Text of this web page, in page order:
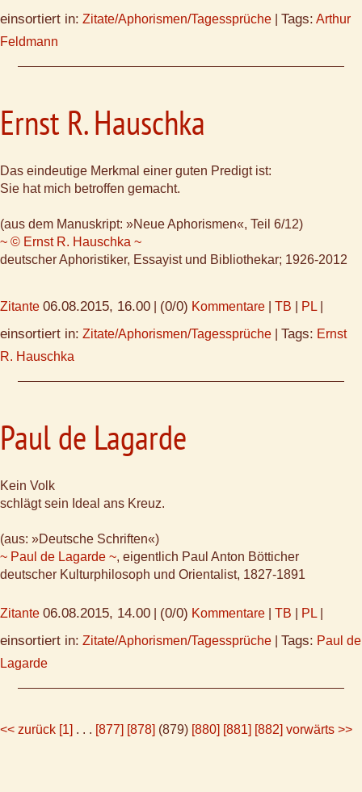
einsortiert in: Zitate/Aphorismen/Tagessprüche Tags: Arthur
Feldmann
Ernst R. Hauschka
Das eindeutige Merkmal einer guten Predigt ist:
Sie hat mich betroffen gemacht.
(aus dem Manuskript: »Neue Aphorismen«, Teil 6/12)
~ © Ernst R. Hauschka ~
deutscher Aphoristiker, Essayist und Bibliothekar; 1926-2012
Zitante 06.08.2015, 16.00 (0/0) Kommentare TB PL
einsortiert in: Zitate/Aphorismen/Tagessprüche Tags: Ernst
R. Hauschka
Paul de Lagarde
Kein Volk
schlägt sein Ideal ans Kreuz.
(aus: »Deutsche Schriften«)
~ Paul de Lagarde ~, eigentlich Paul Anton Bötticher
deutscher Kulturphilosoph und Orientalist, 1827-1891
Zitante 06.08.2015, 14.00 (0/0) Kommentare TB PL
einsortiert in: Zitate/Aphorismen/Tagessprüche Tags: Paul de
Lagarde
<< zurück [1] . . . [877] [878] (879) [880] [881] [882] vorwärts >>